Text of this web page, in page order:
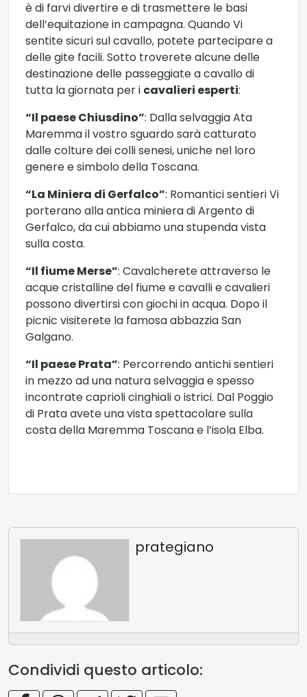
è di farvi divertire e di trasmettere le basi
dell’equitazione in campagna. Quando Vi
sentite sicuri sul cavallo, potete partecipare a
delle gite facili. Sotto troverete alcune delle
destinazione delle passeggiate a cavallo di
tutta la giornata per i cavalieri esperti:
“Il paese Chiusdino”: Dalla selvaggia Ata
Maremma il vostro sguardo sarà catturato
dalle colture dei colli senesi, uniche nel loro
genere e simbolo della Toscana.
“La Miniera di Gerfalco”: Romantici sentieri Vi
porterano alla antica miniera di Argento di
Gerfalco, da cui abbiamo una stupenda vista
sulla costa.
“Il fiume Merse”: Cavalcherete attraverso le
acque cristalline del fiume e cavalli e cavalieri
possono divertirsi con giochi in acqua. Dopo il
picnic visiterete la famosa abbazzia San
Galgano.
“Il paese Prata”: Percorrendo antichi sentieri
in mezzo ad una natura selvaggia e spesso
incontrate caprioli cinghiali o istrici. Dal Poggio
di Prata avete una vista spettacolare sulla
costa della Maremma Toscana e l’isola Elba.
prategiano
Condividi questo articolo: